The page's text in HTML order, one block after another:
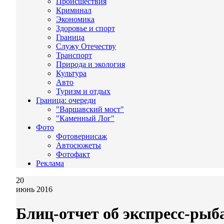
Криминал
Экономика
Здоровье и спорт
Граница
Служу Отечеству
Транспорт
Природа и экология
Культура
Авто
Туризм и отдых
Граница: очереди
"Варшавский мост"
"Каменный Лог"
Фото
Фотовернисаж
Автосюжеты
Фотофакт
Реклама
20
июнь 2016
Блиц-отчет об экспресс-